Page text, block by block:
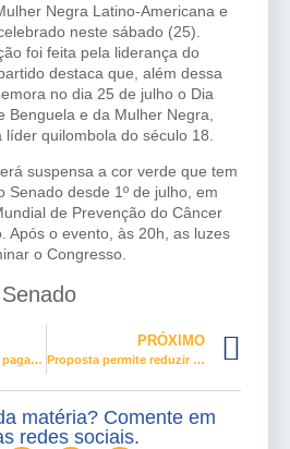
Negra Latino-Americana e
neste sábado (25).
foi feita pela liderança do
destaca que, além dessa
no dia 25 de julho o Dia
Benguela e da Mulher Negra,
quilombola do século 18.
suspensa a cor verde que tem
Senado desde 1º de julho, em
de Prevenção do Câncer
Após o evento, às 20h, as luzes
o Congresso.
TRF1 – Garantido o pagamento de seguro-desemprego a trabalhadora que se tornou microempreendedora individual
PRÓXIMO
Proposta permite reduzir jornada de trabalhador do turismo por até 180 dias
matéria? Comente em
redes sociais.